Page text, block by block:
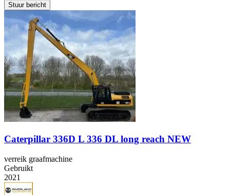
Stuur bericht
Caterpillar 336D L 336 DL long reach NEW
verreik graafmachine
Gebruikt
2021